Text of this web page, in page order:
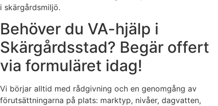
i skärgårdsmiljö.
Behöver du VA-hjälp i
Skärgårdsstad? Begär offert
via formuläret idag!
Vi börjar alltid med rådgivning och en genomgång av
förutsättningarna på plats: marktyp, nivåer, dagvatten,